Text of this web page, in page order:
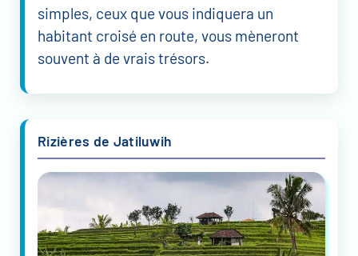
simples, ceux que vous indiquera un
habitant croisé en route, vous mèneront
souvent à de vrais trésors.
Rizières de Jatiluwih